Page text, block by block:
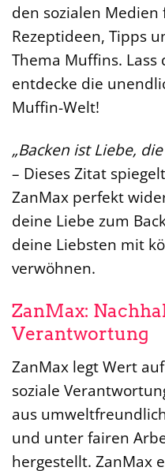
den sozialen
Rezeptideen, Tipps
Thema Muffins.
entdecke die
Muffin-Welt!
„Backen ist Liebe,
– Dieses Zitat
ZanMax perfekt
deine Liebe zum
deine Liebsten mit
verwöhnen.
ZanMax:
Verantwortung
ZanMax legt Wert
soziale
aus
und unter fairen
hergestellt. ZanMax